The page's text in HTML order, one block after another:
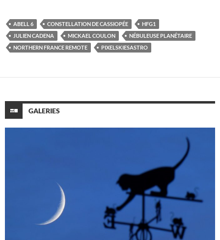
ABELL 6 CONSTELLATION DE CASSIOPÉE
HFG1
JULIEN CADENA
MICKAEL COULON
NÉBULEUSE PLANÉTAIRE
NORTHERN FRANCE REMOTE
PIXELSKIESASTRO
GALERIES